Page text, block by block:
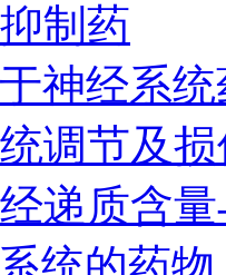
制药
神经系统
调节及
递质含